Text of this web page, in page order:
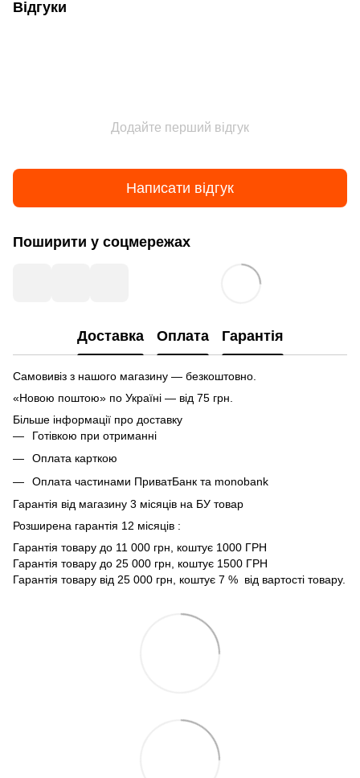
Відгуки
Додайте перший відгук
Написати відгук
Поширити у соцмережах
Доставка Оплата Гарантія
Самовивіз з нашого магазину — безкоштовно.
«Новою поштою» по Україні — від 75 грн.
Більше інформації про доставку
Готівкою при отриманні
Оплата карткою
Оплата частинами ПриватБанк та monobank
Гарантія від магазину 3 місяців на БУ товар
Розширена гарантія 12 місяців :
Гарантія товару до 11 000 грн, коштує 1000 ГРН
Гарантія товару до 25 000 грн, коштує 1500 ГРН
Гарантія товару від 25 000 грн, коштує 7 % від вартості товару.